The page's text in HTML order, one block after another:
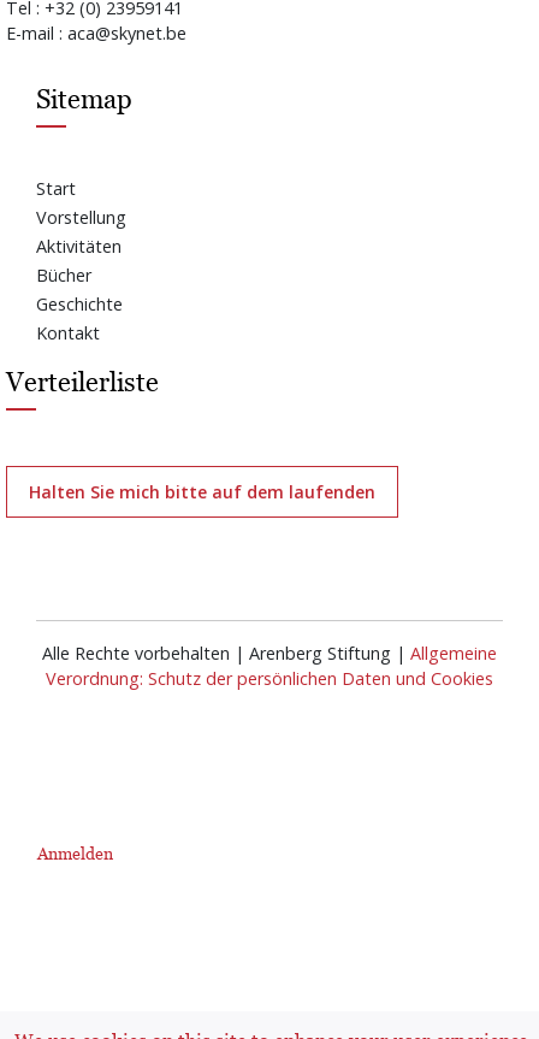
Tel : +32 (0) 23959141
E-mail : aca@skynet.be
Sitemap
Start
Vorstellung
Aktivitäten
Bücher
Geschichte
Kontakt
Verteilerliste
Halten Sie mich bitte auf dem laufenden
Alle Rechte vorbehalten | Arenberg Stiftung | Allgemeine
Verordnung: Schutz der persönlichen Daten und Cookies
User
Anmelden